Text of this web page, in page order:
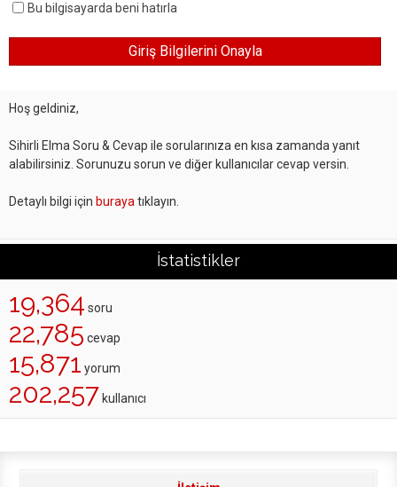
Bu bilgisayarda beni hatırla
Hoş geldiniz,
Sihirli Elma Soru & Cevap ile sorularınıza en kısa zamanda yanıt
alabilirsiniz. Sorunuzu sorun ve diğer kullanıcılar cevap versin.
Detaylı bilgi için buraya tıklayın.
İstatistikler
19,364 soru
22,785 cevap
15,871 yorum
202,257 kullanıcı